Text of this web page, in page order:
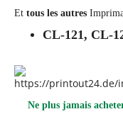
Et tous les autres
CL-121, CL-
Ne plus jamais